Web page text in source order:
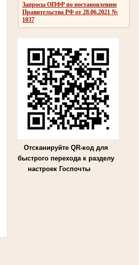
Запросы ОПФР по постановлению
Правительства РФ от 28.06.2021 №
1037
Отсканируйте QR-код для
быстрого перехода к разделу
настроек Госпочты